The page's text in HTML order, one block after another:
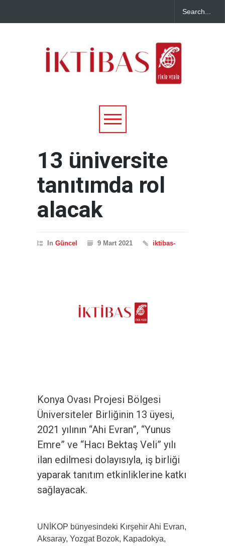
13 üniversite
tanıtımda rol
alacak
In Güncel 9 Mart 2021 iktibas-
Konya Ovası Projesi Bölgesi
Üniversiteler Birliğinin 13 üyesi,
2021 yılının “Ahi Evran”, “Yunus
Emre” ve “Hacı Bektaş Veli” yılı
ilan edilmesi dolayısıyla, iş birliği
yaparak tanıtım etkinliklerine katkı
sağlayacak.
UNİKOP bünyesindeki Kırşehir Ahi Evran,
Aksaray, Yozgat Bozok, Kapadokya,